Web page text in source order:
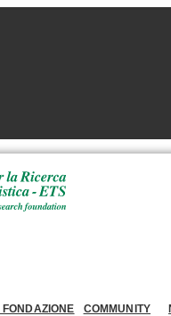
FONDAZIONE COMMUNITY